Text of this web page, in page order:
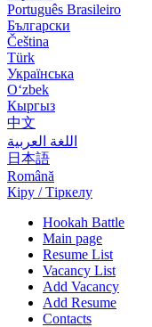
Português Brasileiro
Български
Čeština
Türk
Українська
Оʻzbek
Кыргыз
中文
اللغة العربية
日本語
Română
Кіру / Тіркелу
Hookah Battle
Main page
Resume List
Vacancy List
Add Vacancy
Add Resume
Contacts